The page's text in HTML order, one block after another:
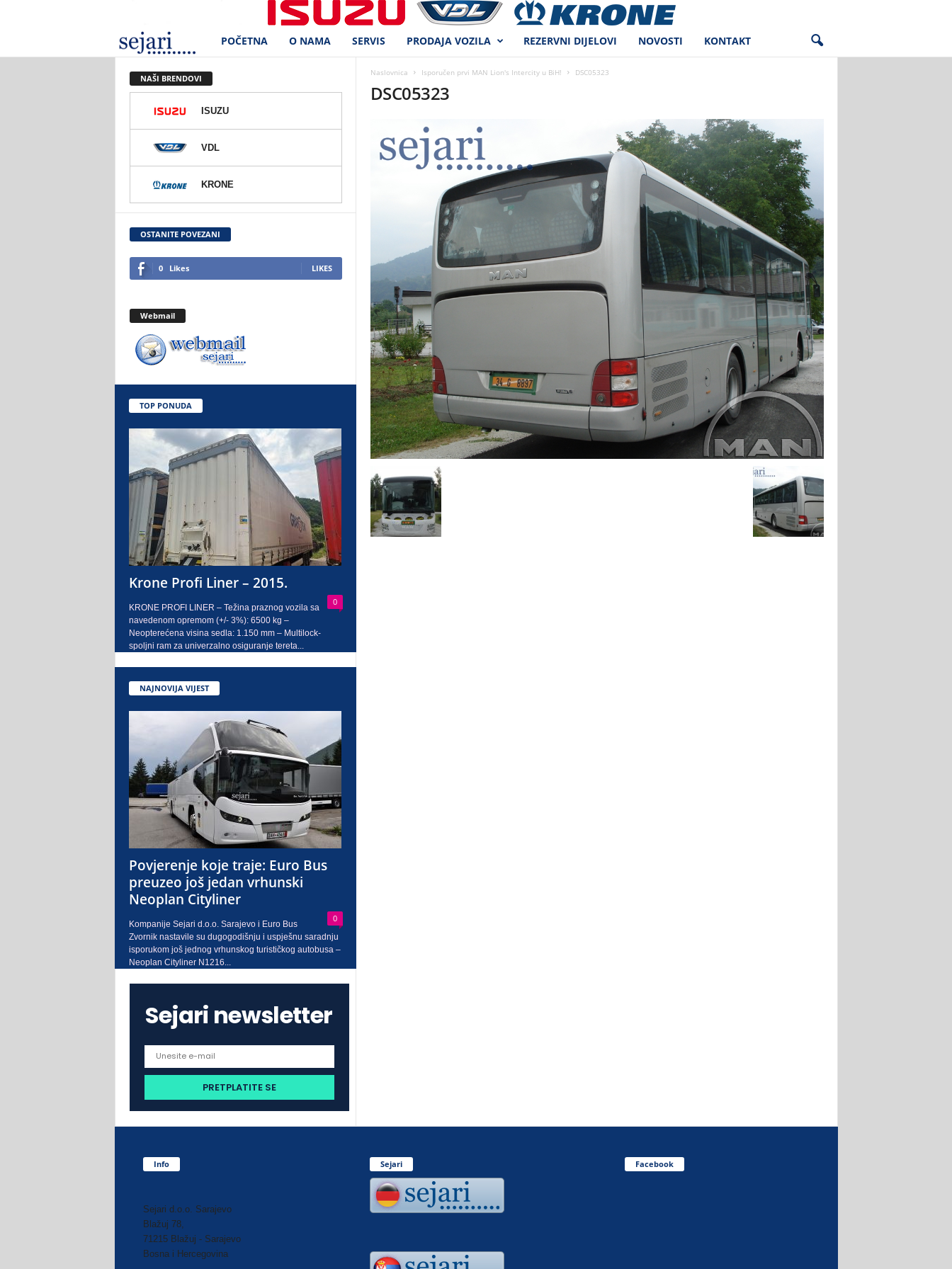
e
r
d
.
o
.
a
j
o
POČETNA O NAMA SERVIS PRODAJA VOZILA REZERVNI DIJELOVI NOVOSTI KONTAKT
Naslovnica Isporučen prvi MAN Lion's Intercity u BiH! DSC05323
DSC05323
NAŠI BRENDOVI
ISUZU
VDL
KRONE
OSTANITE POVEZANI
0 Likes LIKES
Webmail
TOP PONUDA
Krone Profi Liner – 2015.
0
KRONE PROFI LINER – Težina praznog vozila sa
navedenom opremom (+/- 3%): 6500 kg –
Neopterećena visina sedla: 1.150 mm – Multilock-
spoljni ram za univerzalno osiguranje tereta...
NAJNOVIJA VIJEST
Povjerenje koje traje: Euro Bus
preuzeo još jedan vrhunski
Neoplan Cityliner
0
Kompanije Sejari d.o.o. Sarajevo i Euro Bus
Zvornik nastavile su dugogodišnju i uspješnu saradnju
isporukom još jednog vrhunskog turističkog autobusa –
Neoplan Cityliner N1216...
Sejari newsletter
Info
Sejari d.o.o. Sarajevo
Blažuj 78,
71215 Blažuj - Sarajevo
Bosna i Hercegovina
Sejari Facebook